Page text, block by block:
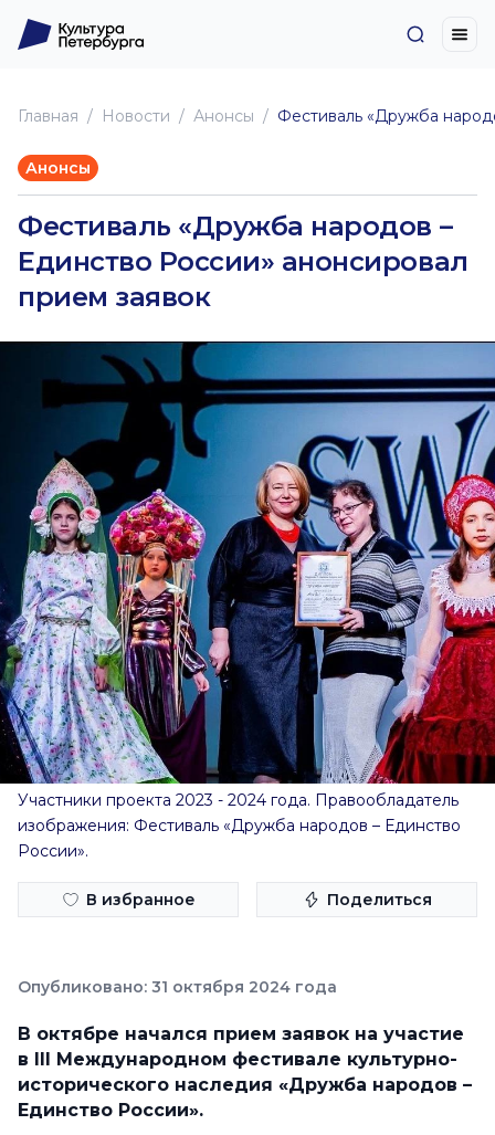
Главная Новоcти Анонсы Фестиваль «Дружба
Анонсы
Фестиваль «Дружба народов –
Единство России» анонсировал
прием заявок
Участники проекта 2023 - 2024 года. Правообладатель
изображения: Фестиваль «Дружба народов – Единство
России».
В избранное Поделиться
Опубликовано: 31 октября 2024 года
В октябре начался прием заявок на участие
в III Международном фестивале культурно-
исторического наследия «Дружба народов –
Единство России».